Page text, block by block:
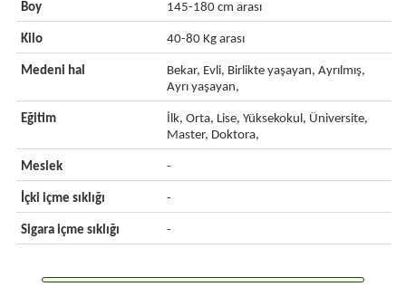
Boy 145-180 cm arası
Kilo 40-80 Kg arası
Medeni hal
Bekar, Evli, Birlikte yaşayan, Ayrılmış,
Ayrı yaşayan,
Eğitim
İlk, Orta, Lise, Yüksekokul, Üniversite,
Master, Doktora,
Meslek -
İçki içme sıklığı -
Sigara içme sıklığı -